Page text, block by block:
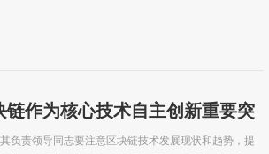
链作为核心技术自主创新重要突
负责领导同志要注意区块链技术发展现状和趋势，提